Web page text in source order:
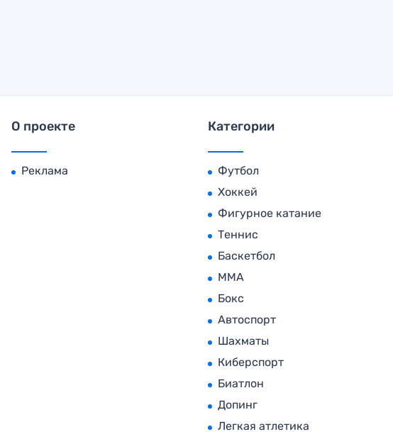
О проекте
Реклама
Категории
Футбол
Хоккей
Фигурное катание
Теннис
Баскетбол
MMA
Бокс
Автоспорт
Шахматы
Киберспорт
Биатлон
Допинг
Легкая атлетика